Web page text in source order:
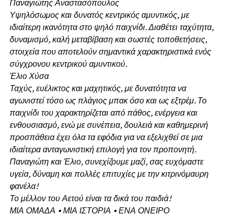
Παναγιώτης Αναστασόπουλος
Υψηλόσωμος και δυνατός κεντρικός αμυντικός, με
ιδιαίτερη ικανότητα στο ψηλό παιχνίδι. Διαθέτει ταχύτητα,
δυναμισμό, καλή μεταβίβαση και σωστές τοποθετήσεις,
στοιχεία που αποτελούν σημαντικά χαρακτηριστικά ενός
σύγχρονου κεντρικού αμυντικού.
Έλιο Χύσα
Ταχύς, ευέλικτος και μαχητικός, με δυνατότητα να
αγωνιστεί τόσο ως πλάγιος μπακ όσο και ως εξτρέμ. Το
παιχνίδι του χαρακτηρίζεται από πάθος, ενέργεια και
ενθουσιασμό, ενώ με συνέπεια, δουλειά και καθημερινή
προσπάθεια έχει όλα τα εφόδια για να εξελιχθεί σε μια
ιδιαίτερα ανταγωνιστική επιλογή για τον προπονητή.
Παναγιώτη και Έλιο, συνεχίζουμε μαζί, σας ευχόμαστε
υγεία, δύναμη και πολλές επιτυχίες με την κιτρινόμαυρη
φανέλα!
Το μέλλον του Αετού είναι τα δικά του παιδιά!
ΜΙΑ ΟΜΑΔΑ • ΜΙΑ ΙΣΤΟΡΙΑ • ΕΝΑ ΟΝΕΙΡΟ